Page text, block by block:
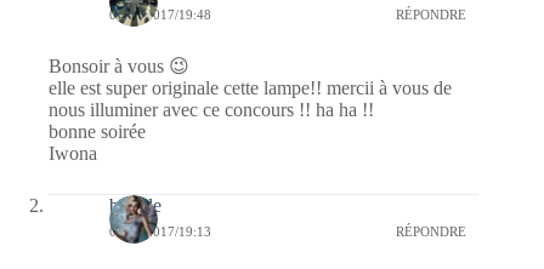
06/06/2017/19:48 RÉPONDRE
Bonsoir à vous 😉
elle est super originale cette lampe!! mercii à vous de
nous illuminer avec ce concours !! ha ha !!
bonne soirée
Iwona
bubble
05/06/2017/19:13 RÉPONDRE